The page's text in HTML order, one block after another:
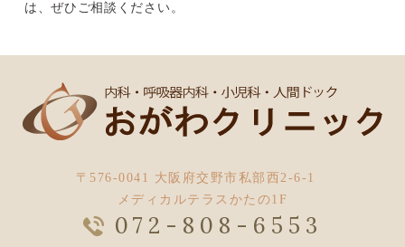
は、ぜひご相談ください。
〒576-0041 大阪府交野市私部西2-6-1
メディカルテラスかたの1F
072-808-6553